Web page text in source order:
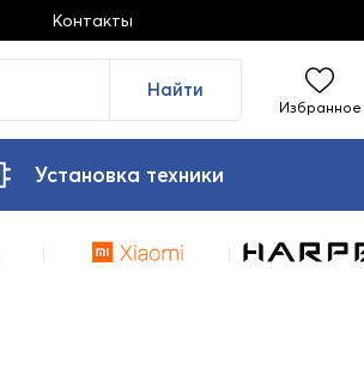
Контакты
Найти
Избранное
Установка техники